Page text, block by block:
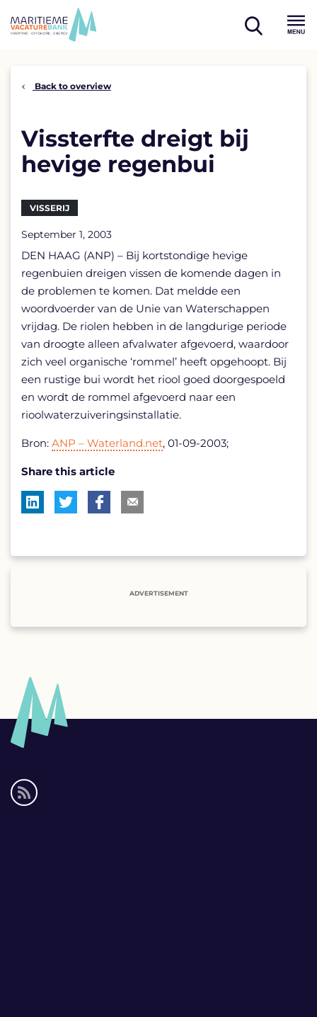
open
Back to overview
Vissterfte dreigt bij
hevige regenbui
VISSERIJ
September 1, 2003
DEN HAAG (ANP) – Bij kortstondige hevige
regenbuien dreigen vissen de komende dagen in
de problemen te komen. Dat meldde een
woordvoerder van de Unie van Waterschappen
vrijdag. De riolen hebben in de langdurige periode
van droogte alleen afvalwater afgevoerd, waardoor
zich veel organische ‘rommel’ heeft opgehoopt. Bij
een rustige bui wordt het riool goed doorgespoeld
en wordt de rommel afgevoerd naar een
rioolwaterzuiveringsinstallatie.
Bron: ANP – Waterland.net, 01-09-2003;
Share this article
ADVERTISEMENT
Social
media